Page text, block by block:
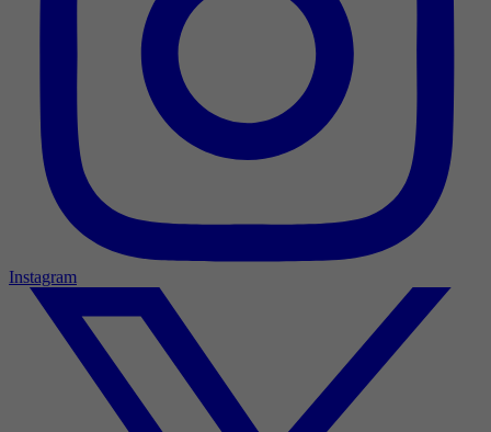
Instagram